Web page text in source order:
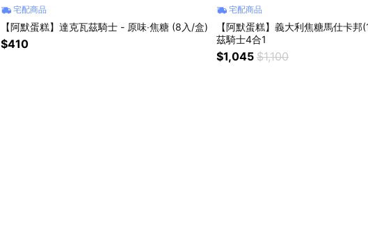
宅配商品
【阿默蛋糕】達克瓦茲騎士 - 原味‧焦糖 (8入/盒)
$410
宅配商品
【阿默蛋糕】義大利焦糖馬仕卡邦
茲騎士4合1
$1,045 $1,100